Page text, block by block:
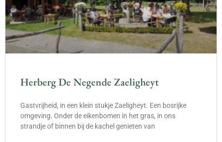
Herberg De Negende Zaeligheyt
Gastvrijheid, in een klein stukje Zaeligheyt. Een bosrijke
omgeving. Onder de eikenbomen in het gras, in ons
strandje of binnen bij de kachel genieten van